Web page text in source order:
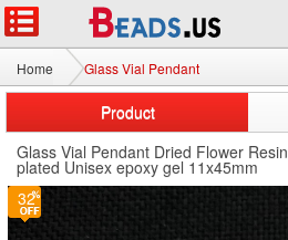
Home Glass Vial Pendant
Product
Glass Vial Pendant Dried Flower
plated Unisex epoxy gel 11x45mm
32